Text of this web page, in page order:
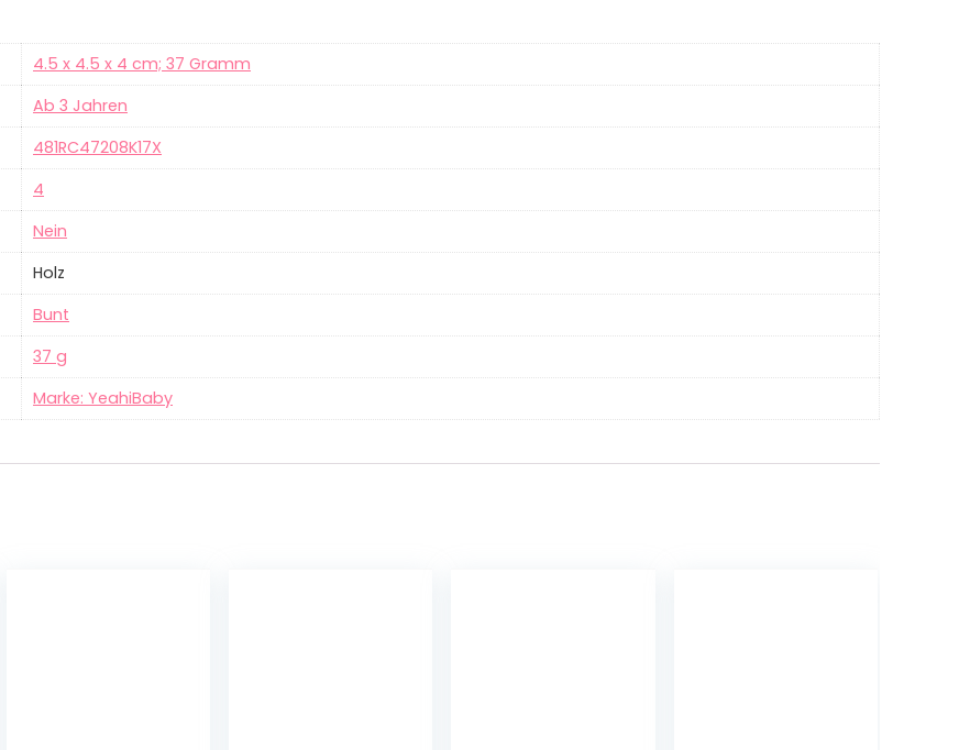
‎4.5 x 4.5 x 4 cm; 37 Gramm
‎Ab 3 Jahren
‎481RC47208K17X
‎4
‎Nein
‎Holz
‎Bunt
‎37 g
Marke: YeahiBaby